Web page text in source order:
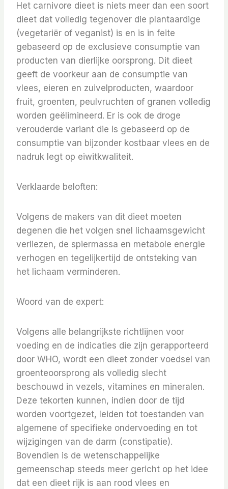
Het carnivore dieet is niets meer dan een soort
dieet dat volledig tegenover die plantaardige
(vegetariër of veganist) is en is in feite
gebaseerd op de exclusieve consumptie van
producten van dierlijke oorsprong. Dit dieet
geeft de voorkeur aan de consumptie van
vlees, eieren en zuivelproducten, waardoor
fruit, groenten, peulvruchten of granen volledig
worden geëlimineerd. Er is ook de droge
verouderde variant die is gebaseerd op de
consumptie van bijzonder kostbaar vlees en de
nadruk legt op eiwitkwaliteit.
Verklaarde beloften:
Volgens de makers van dit dieet moeten
degenen die het volgen snel lichaamsgewicht
verliezen, de spiermassa en metabole energie
verhogen en tegelijkertijd de ontsteking van
het lichaam verminderen.
Woord van de expert:
Volgens alle belangrijkste richtlijnen voor
voeding en de indicaties die zijn gerapporteerd
door WHO, wordt een dieet zonder voedsel van
groenteoorsprong als volledig slecht
beschouwd in vezels, vitamines en mineralen.
Deze tekorten kunnen, indien door de tijd
worden voortgezet, leiden tot toestanden van
algemene of specifieke ondervoeding en tot
wijzigingen van de darm (constipatie).
Bovendien is de wetenschappelijke
gemeenschap steeds meer gericht op het idee
dat een dieet rijk is aan rood vlees en